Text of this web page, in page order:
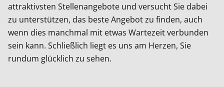
attraktivsten Stellenangebote und versucht Sie dabei
zu unterstützen, das beste Angebot zu finden, auch
wenn dies manchmal mit etwas Wartezeit verbunden
sein kann. Schließlich liegt es uns am Herzen, Sie
rundum glücklich zu sehen.